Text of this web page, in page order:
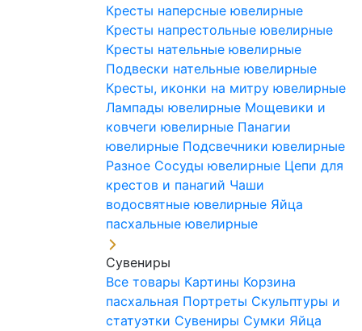
Кресты наперсные ювелирные
Кресты напрестольные ювелирные
Кресты нательные ювелирные
Подвески нательные ювелирные
Кресты, иконки на митру ювелирные
Лампады ювелирные Мощевики и
ковчеги ювелирные Панагии
ювелирные Подсвечники ювелирные
Разное Сосуды ювелирные Цепи для
крестов и панагий Чаши
водосвятные ювелирные Яйца
пасхальные ювелирные
Сувениры
Все товары Картины Корзина
пасхальная Портреты Скульптуры и
статуэтки Сувениры Сумки Яйца